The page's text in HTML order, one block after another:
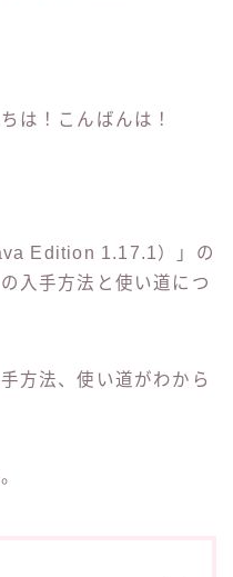
は！こんばんは！
Edition 1.17.1）」の
入手方法と使い道につ
方法、使い道がわから